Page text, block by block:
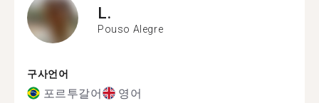
L.
Pouso Alegre
구사언어
포르투갈어 영어